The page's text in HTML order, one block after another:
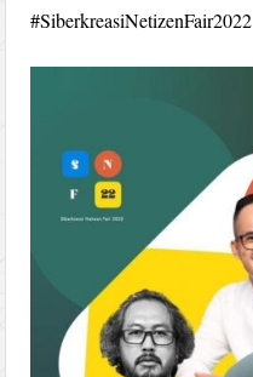
#SiberkreasiNetizenFair2022